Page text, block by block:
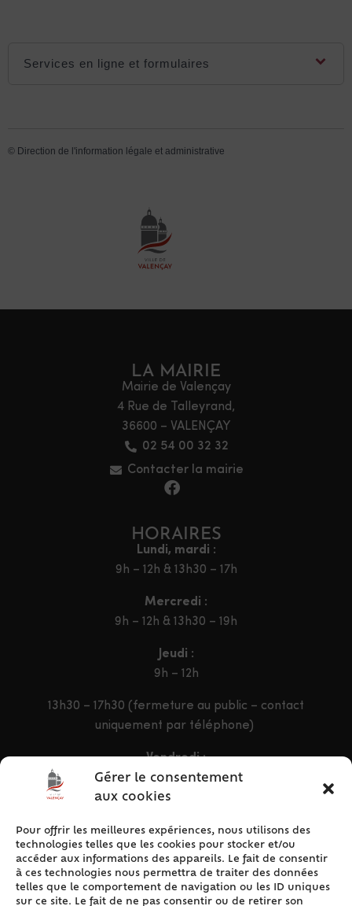
Gérer le consentement
aux cookies
Pour offrir les meilleures expériences, nous utilisons des
technologies telles que les cookies pour stocker et/ou
accéder aux informations des appareils. Le fait de consentir
à ces technologies nous permettra de traiter des données
telles que le comportement de navigation ou les ID uniques
sur ce site. Le fait de ne pas consentir ou de retirer son
Services en ligne et formulaires
© Direction de l'information légale et administrative
LA MAIRIE
Mairie de Valençay
4 Rue de Talleyrand,
36600 – VALENÇAY
02 54 00 32 32
Contacter la mairie
HORAIRES
Lundi, mardi :
9h – 12h & 13h30 – 17h
Mercredi :
9h – 12h & 13h30 – 19h
Jeudi :
9h – 12h
13h30 – 17h30 (fermeture au public – contact
uniquement par téléphone)
Vendredi :
9h – 12h & 13h30 – 16h30
ACCÈS RAPIDE
Accueil
Contact
Plan du site